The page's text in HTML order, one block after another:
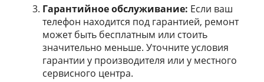
Гарантийное обслуживание: Если ваш
телефон находится под гарантией, ремонт
может быть бесплатным или стоить
значительно меньше. Уточните условия
гарантии у производителя или у местного
сервисного центра.